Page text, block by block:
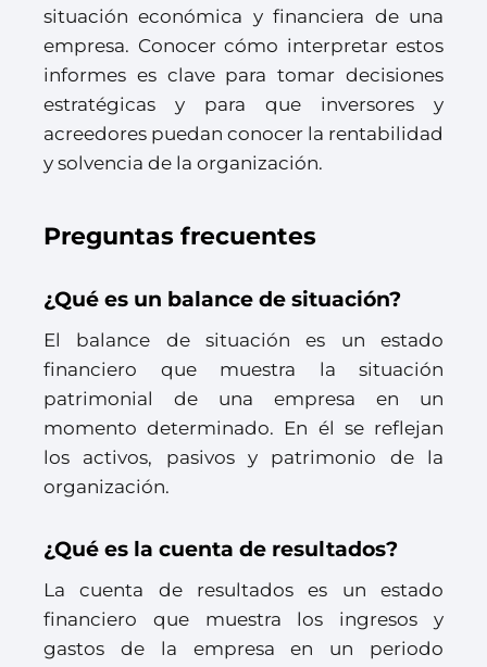
situación económica y financiera de una
empresa. Conocer cómo interpretar estos
informes es clave para tomar decisiones
estratégicas y para que inversores y
acreedores puedan conocer la rentabilidad
y solvencia de la organización.
Preguntas frecuentes
¿Qué es un balance de situación?
El balance de situación es un estado
financiero que muestra la situación
patrimonial de una empresa en un
momento determinado. En él se reflejan
los activos, pasivos y patrimonio de la
organización.
¿Qué es la cuenta de resultados?
La cuenta de resultados es un estado
financiero que muestra los ingresos y
gastos de la empresa en un periodo